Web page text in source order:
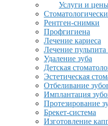
Услуги и
Рентген-снимки
Профгигиена
Лечение кариеса
Лечение
Удаление зуба
Детская
Эстетическая
Отбеливание
Имплантация
Протезирование
Брекет-система
Изготовление